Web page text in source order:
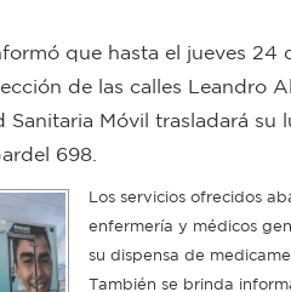
que hasta el jueves 24
de las calles Leandro
Sanitaria Móvil trasladará
698.
Los servicios ofrecidos
enfermería y médicos
su dispensa de
También se brinda